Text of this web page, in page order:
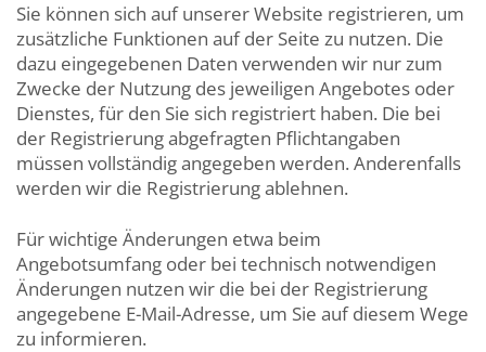
Sie können sich auf unserer Website registrieren, um
zusätzliche Funktionen auf der Seite zu nutzen. Die
dazu eingegebenen Daten verwenden wir nur zum
Zwecke der Nutzung des jeweiligen Angebotes oder
Dienstes, für den Sie sich registriert haben. Die bei
der Registrierung abgefragten Pflichtangaben
müssen vollständig angegeben werden. Anderenfalls
werden wir die Registrierung ablehnen.
Für wichtige Änderungen etwa beim
Angebotsumfang oder bei technisch notwendigen
Änderungen nutzen wir die bei der Registrierung
angegebene E-Mail-Adresse, um Sie auf diesem Wege
zu informieren.